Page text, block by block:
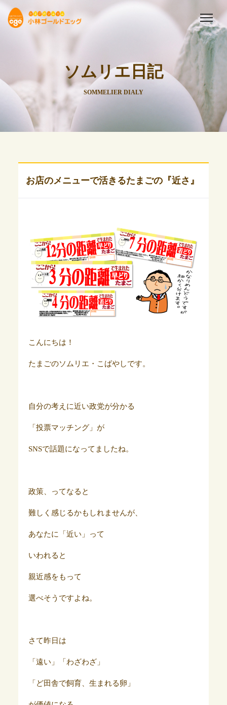
ソムリエ日記
SOMMELIER DIALY
お店のメニューで活きるたまごの『近さ』
こんにちは！
たまごのソムリエ・こばやしです。
自分の考えに近い政党が分かる
「投票マッチング」が
SNSで話題になってましたね。
政策、ってなると
難しく感じるかもしれませんが、
あなたに「近い」って
いわれると
親近感をもって
選べそうですよね。
さて昨日は
「遠い」「わざわざ」
「ど田舎で飼育、生まれる卵」